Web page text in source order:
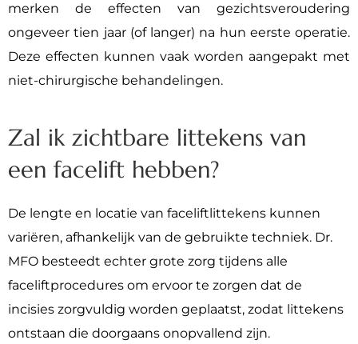
merken de effecten van gezichtsveroudering
ongeveer tien jaar (of langer) na hun eerste operatie.
Deze effecten kunnen vaak worden aangepakt met
niet-chirurgische behandelingen.
Zal ik zichtbare littekens van
een facelift hebben?
De lengte en locatie van faceliftlittekens kunnen
variëren, afhankelijk van de gebruikte techniek. Dr.
MFO besteedt echter grote zorg tijdens alle
faceliftprocedures om ervoor te zorgen dat de
incisies zorgvuldig worden geplaatst, zodat littekens
ontstaan die doorgaans onopvallend zijn.